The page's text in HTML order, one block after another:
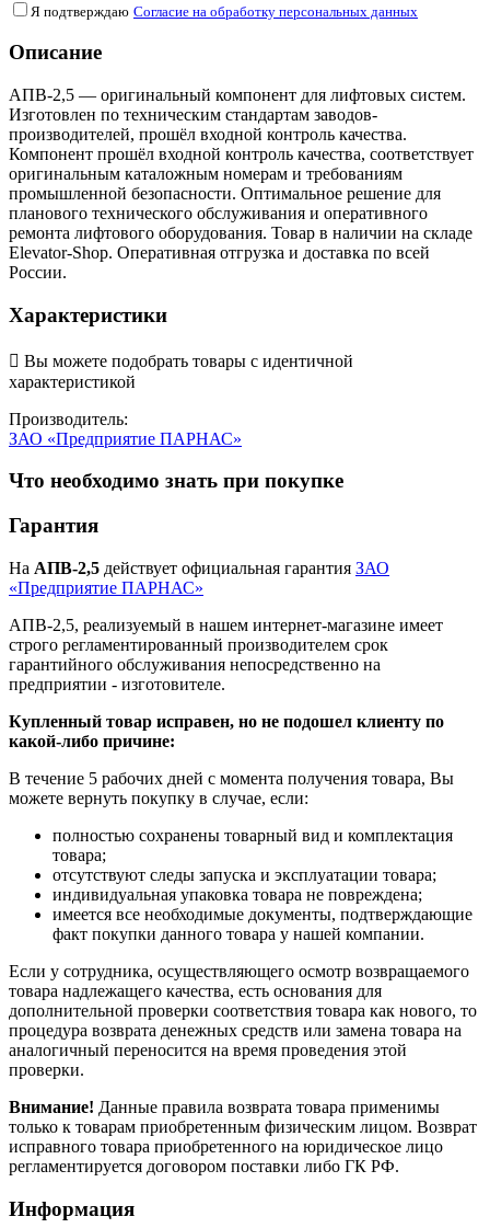
Я подтверждаю Согласие на обработку персональных данных
Описание
АПВ-2,5 — оригинальный компонент для лифтовых систем.
Изготовлен по техническим стандартам заводов-
производителей, прошёл входной контроль качества.
Компонент прошёл входной контроль качества, соответствует
оригинальным каталожным номерам и требованиям
промышленной безопасности. Оптимальное решение для
планового технического обслуживания и оперативного
ремонта лифтового оборудования. Товар в наличии на складе
Elevator-Shop. Оперативная отгрузка и доставка по всей
России.
Характеристики
 Вы можете подобрать товары с идентичной
характеристикой
Производитель:
ЗАО «Предприятие ПАРНАС»
Что необходимо знать при покупке
Гарантия
На АПВ-2,5 действует официальная гарантия ЗАО
«Предприятие ПАРНАС»
АПВ-2,5, реализуемый в нашем интернет-магазине имеет
строго регламентированный производителем срок
гарантийного обслуживания непосредственно на
предприятии - изготовителе.
Купленный товар исправен, но не подошел клиенту по
какой-либо причине:
В течение 5 рабочих дней с момента получения товара, Вы
можете вернуть покупку в случае, если:
полностью сохранены товарный вид и комплектация
товара;
отсутствуют следы запуска и эксплуатации товара;
индивидуальная упаковка товара не повреждена;
имеется все необходимые документы, подтверждающие
факт покупки данного товара у нашей компании.
Если у сотрудника, осуществляющего осмотр возвращаемого
товара надлежащего качества, есть основания для
дополнительной проверки соответствия товара как нового, то
процедура возврата денежных средств или замена товара на
аналогичный переносится на время проведения этой
проверки.
Внимание! Данные правила возврата товара применимы
только к товарам приобретенным физическим лицом. Возврат
исправного товара приобретенного на юридическое лицо
регламентируется договором поставки либо ГК РФ.
Информация